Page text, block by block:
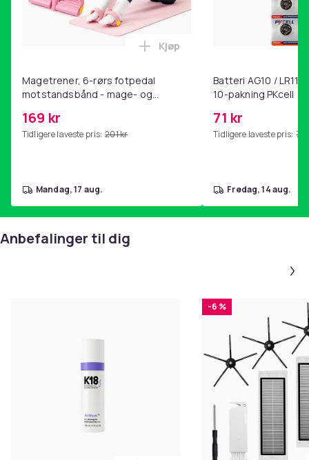
Magetrener, 6-rørs fotpedal
motstandsbånd - mage- og
hjemmegymnastikk Pink
169 kr
Tidligere laveste pris: 201 kr
Legg Magetrener, 6-rørs
Kjøp
mandag, 17 aug.
Batteri AG10 /
10-pakning PKcell
71 kr
Tidligere laveste pris: 76
fredag, 14 aug.
Anbefalinger til dig
-6 %